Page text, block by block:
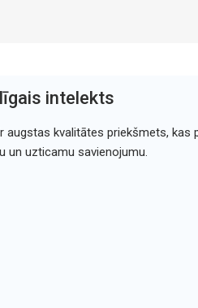
intelekts
augstas kvalitātes priekšmets, kas
un uzticamu savienojumu.